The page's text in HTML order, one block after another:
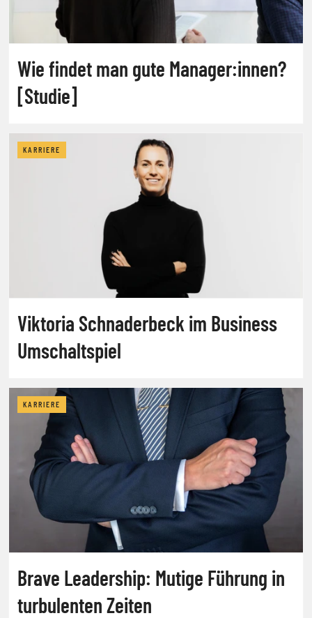
Wie findet man gute Manager:innen?
[Studie]
KARRIERE
Viktoria Schnaderbeck im Business
Umschaltspiel
KARRIERE
Brave Leadership: Mutige Führung in
turbulenten Zeiten